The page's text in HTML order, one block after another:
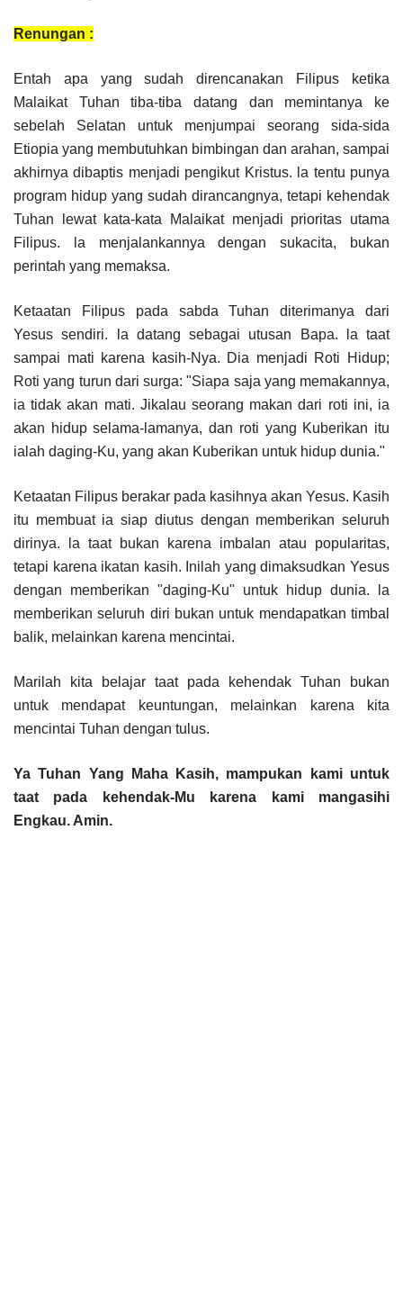
Renungan :
Entah apa yang sudah direncanakan Filipus ketika
Malaikat Tuhan tiba-tiba datang dan memintanya ke
sebelah Selatan untuk menjumpai seorang sida-sida
Etiopia yang membutuhkan bimbingan dan arahan, sampai
akhirnya dibaptis menjadi pengikut Kristus. la tentu punya
program hidup yang sudah dirancangnya, tetapi kehendak
Tuhan lewat kata-kata Malaikat menjadi prioritas utama
Filipus. la menjalankannya dengan sukacita, bukan
perintah yang memaksa.
Ketaatan Filipus pada sabda Tuhan diterimanya dari
Yesus sendiri. la datang sebagai utusan Bapa. la taat
sampai mati karena kasih-Nya. Dia menjadi Roti Hidup;
Roti yang turun dari surga: "Siapa saja yang memakannya,
ia tidak akan mati. Jikalau seorang makan dari roti ini, ia
akan hidup selama-lamanya, dan roti yang Kuberikan itu
ialah daging-Ku, yang akan Kuberikan untuk hidup dunia."
Ketaatan Filipus berakar pada kasihnya akan Yesus. Kasih
itu membuat ia siap diutus dengan memberikan seluruh
dirinya. la taat bukan karena imbalan atau popularitas,
tetapi karena ikatan kasih. Inilah yang dimaksudkan Yesus
dengan memberikan "daging-Ku" untuk hidup dunia. la
memberikan seluruh diri bukan untuk mendapatkan timbal
balik, melainkan karena mencintai.
Marilah kita belajar taat pada kehendak Tuhan bukan
untuk mendapat keuntungan, melainkan karena kita
mencintai Tuhan dengan tulus.
Ya Tuhan Yang Maha Kasih, mampukan kami untuk
taat pada kehendak-Mu karena kami mangasihi
Engkau. Amin.